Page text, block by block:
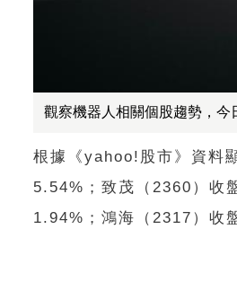
觀察機器人相關個股趨勢，
根據《yahoo!股市》資料
5.54%；致茂（2360）收
1.94%；鴻海（2317）收